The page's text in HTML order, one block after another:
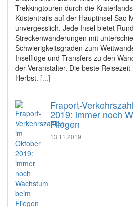
Trekkingtouren durch die
Küstentrails auf der Hauptinsel Sao
unvergesslich. Jede Insel bietet
Streckenwanderungen mit
Schwierigkeitsgraden zum
Inselflüge und Transfers zu den
der Veranstalter. Die beste
Herbst. [...]
Fraport-
2019: immer noch
Fliegen
13.11.2019